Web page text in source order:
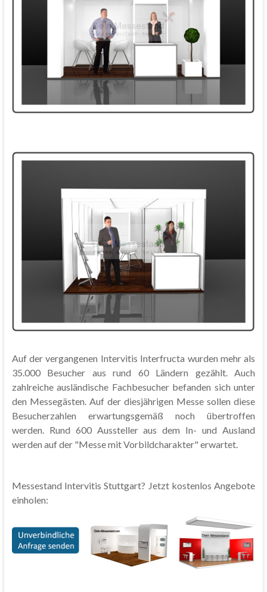
Auf der vergangenen Intervitis Interfructa wurden mehr als
35.000 Besucher aus rund 60 Ländern gezählt. Auch
zahlreiche ausländische Fachbesucher befanden sich unter
den Messegästen. Auf der diesjährigen Messe sollen diese
Besucherzahlen erwartungsgemäß noch übertroffen
werden. Rund 600 Aussteller aus dem In- und Ausland
werden auf der "Messe mit Vorbildcharakter" erwartet.
Messestand Intervitis Stuttgart? Jetzt kostenlos Angebote
einholen: